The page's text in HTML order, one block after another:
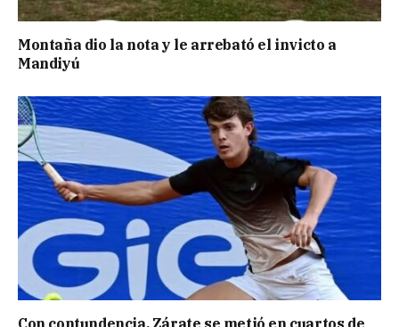
Montaña dio la nota y le arrebató el invicto a
Mandiyú